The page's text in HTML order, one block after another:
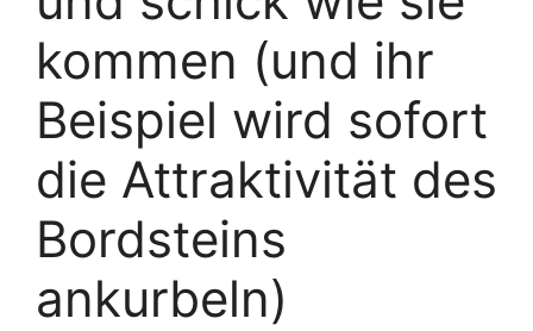
kommen (und ihr
Beispiel wird sofort
die Attraktivität des
Bordsteins
ankurbeln)